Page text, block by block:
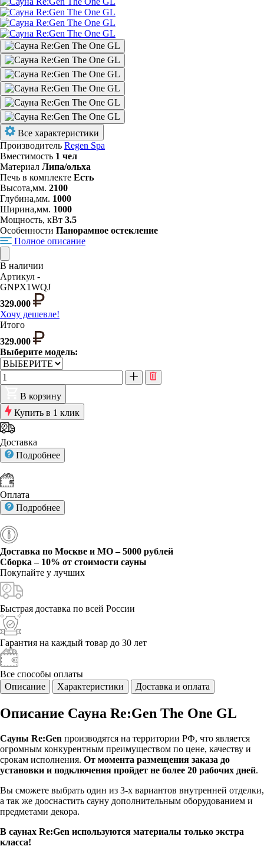
Все характеристики
Производитель Regen Spa
Вместимость 1 чел
Материал Липа/ольха
Печь в комплекте Есть
Высота,мм. 2100
Глубина,мм. 1000
Ширина,мм. 1000
Мощность, кВт 3.5
Особенности Панорамное остекление
Полное описание
В наличии
Артикул -
GNPX1WQJ
329.000
Хочу дешевле!
Итого
329.000
Выберите модель:
В корзину
Купить в 1 клик
Доставка
Подробнее
Оплата
Подробнее
Доставка по Москве и МО – 5000 рублей
Сборка – 10% от стоимости сауны
Покупайте у лучших
Быстрая доставка по всей России
Гарантия на каждый товар до 30 лет
Все способы оплаты
Описание
Характеристики Доставка и оплата
Описание Сауна Re:Gen The One GL
Сауны Re:Gen производятся на территории РФ, что является
огромным конкурентным преимуществом по цене, качеству и
срокам исполнения. От момента размещения заказа до
установки и подключения пройдет не более 20 рабочих дней.
Вы сможете выбрать один из 3-х вариантов внутренней отделки,
а так же дооснастить сауну дополнительным оборудованием и
предметами декора.
В саунах Re:Gen используются материалы только экстра
класса!